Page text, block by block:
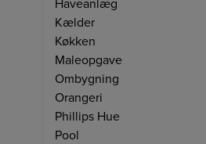
Haveanlæg
Kælder
Køkken
Maleopgave
Ombygning
Orangeri
Phillips Hue
Pool